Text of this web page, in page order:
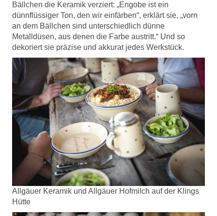
Bällchen die Keramik verziert: „Engobe ist ein
dünnflüssiger Ton, den wir einfärben“, erklärt sie, „vorn
an dem Bällchen sind unterschiedlich dünne
Metalldüsen, aus denen die Farbe austritt.“ Und so
dekoriert sie präzise und akkurat jedes Werkstück.
Allgäuer Keramik und Allgäuer Hofmilch auf der Klings
Hütte